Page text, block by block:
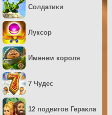
Солдатики
Луксор
Именем короля
7 Чудес
12 подвигов Геракла